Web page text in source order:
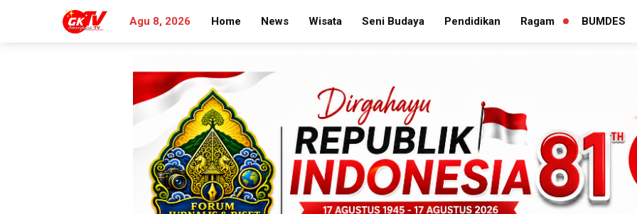
Agu 8, 2026 Home News Wisata Seni Budaya Pendidikan Ragam
PERLUAS
BUMDES
Search
for: